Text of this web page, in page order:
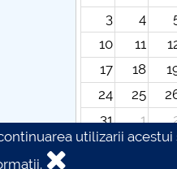
3
4
10
11
17
18
24
25
31
1
utilizarii